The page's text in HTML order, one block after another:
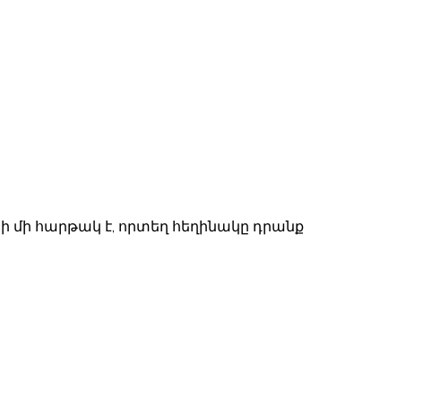
մի հարթակ է, որտեղ հեղինակը դրանք